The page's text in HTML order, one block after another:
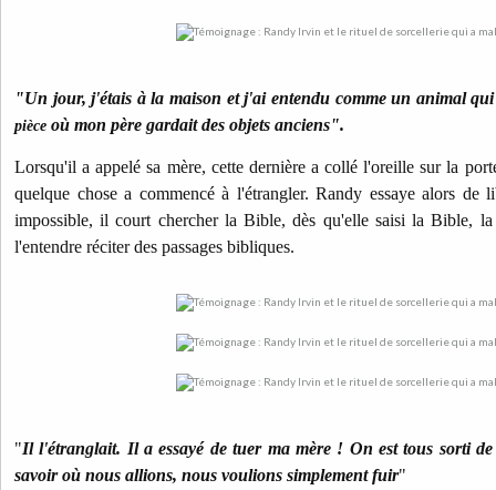
"Un jour, j'étais à la maison et j'ai entendu comme un animal
pièce où mon père gardait des objets anciens".
Lorsqu'il a appelé sa mère, cette dernière a collé l'oreille sur la
quelque chose a commencé à l'étrangler. Randy essaye alors de
impossible, il court chercher la Bible, dès qu'elle saisi la Bible,
l'entendre réciter des passages bibliques.
"Il l'étranglait. Il a essayé de tuer ma mère ! On est tous sorti
savoir où nous allions, nous voulions simplement fuir"